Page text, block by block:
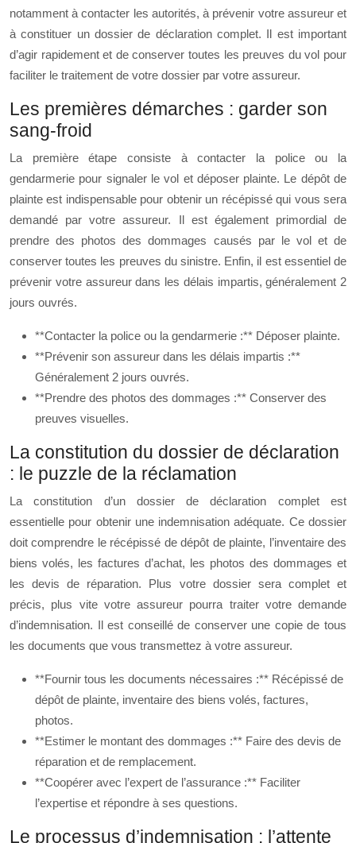
notamment à contacter les autorités, à prévenir votre assureur et
à constituer un dossier de déclaration complet. Il est important
d’agir rapidement et de conserver toutes les preuves du vol pour
faciliter le traitement de votre dossier par votre assureur.
Les premières démarches : garder son
sang-froid
La première étape consiste à contacter la police ou la
gendarmerie pour signaler le vol et déposer plainte. Le dépôt de
plainte est indispensable pour obtenir un récépissé qui vous sera
demandé par votre assureur. Il est également primordial de
prendre des photos des dommages causés par le vol et de
conserver toutes les preuves du sinistre. Enfin, il est essentiel de
prévenir votre assureur dans les délais impartis, généralement 2
jours ouvrés.
**Contacter la police ou la gendarmerie :** Déposer plainte.
**Prévenir son assureur dans les délais impartis :**
Généralement 2 jours ouvrés.
**Prendre des photos des dommages :** Conserver des
preuves visuelles.
La constitution du dossier de déclaration
: le puzzle de la réclamation
La constitution d’un dossier de déclaration complet est
essentielle pour obtenir une indemnisation adéquate. Ce dossier
doit comprendre le récépissé de dépôt de plainte, l’inventaire des
biens volés, les factures d’achat, les photos des dommages et
les devis de réparation. Plus votre dossier sera complet et
précis, plus vite votre assureur pourra traiter votre demande
d’indemnisation. Il est conseillé de conserver une copie de tous
les documents que vous transmettez à votre assureur.
**Fournir tous les documents nécessaires :** Récépissé de
dépôt de plainte, inventaire des biens volés, factures,
photos.
**Estimer le montant des dommages :** Faire des devis de
réparation et de remplacement.
**Coopérer avec l’expert de l’assurance :** Faciliter
l’expertise et répondre à ses questions.
Le processus d’indemnisation : l’attente